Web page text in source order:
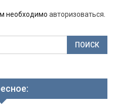
необходимо авторизоваться